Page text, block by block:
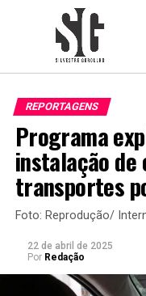
REPORTAGENS
Programa
instalação de
transportes
Foto: Reprodução/
22 de abril de 2025
Por Redação